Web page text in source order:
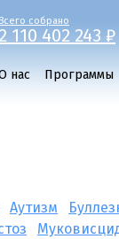
Всего собрано
2 110 402 243 ₽
нас Программы
Аутизм